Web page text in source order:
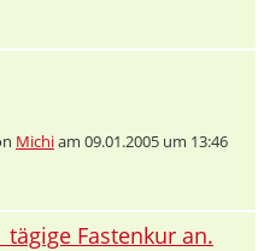
Michiam 09.01.2005 um 13:46
Fastenkur an.